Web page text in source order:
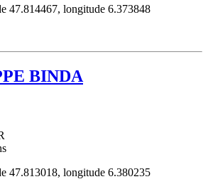
47.814467, longitude 6.373848
BINDA
47.813018, longitude 6.380235